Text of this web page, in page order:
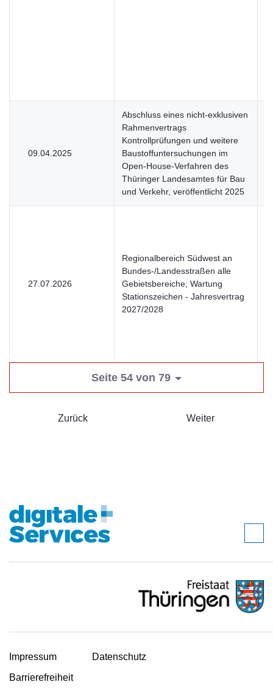
09.04.2025
Abschluss eines nicht-exklusiven
Rahmenvertrags
Kontrollprüfungen und weitere
Baustoffuntersuchungen im
Open-House-Verfahren des
Thüringer Landesamtes für Bau
und Verkehr, veröffentlicht 2025
27.07.2026
Regionalbereich Südwest an
Bundes-/Landesstraßen alle
Gebietsbereiche; Wartung
Stationszeichen - Jahresvertrag
2027/2028
Seite 54 von 79
Zurück Weiter
Impressum
Datenschutz
Barrierefreiheit